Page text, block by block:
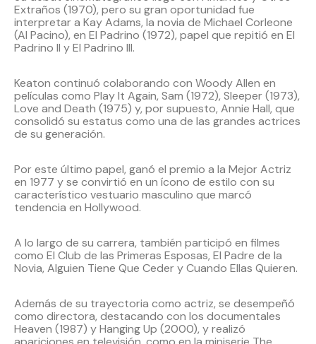
Extraños (1970), pero su gran oportunidad fue
interpretar a Kay Adams, la novia de Michael Corleone
(Al Pacino), en El Padrino (1972), papel que repitió en El
Padrino II y El Padrino III.
Keaton continuó colaborando con Woody Allen en
películas como Play It Again, Sam (1972), Sleeper (1973),
Love and Death (1975) y, por supuesto, Annie Hall, que
consolidó su estatus como una de las grandes actrices
de su generación.
Por este último papel, ganó el premio a la Mejor Actriz
en 1977 y se convirtió en un ícono de estilo con su
característico vestuario masculino que marcó
tendencia en Hollywood.
A lo largo de su carrera, también participó en filmes
como El Club de las Primeras Esposas, El Padre de la
Novia, Alguien Tiene Que Ceder y Cuando Ellas Quieren.
Además de su trayectoria como actriz, se desempeñó
como directora, destacando con los documentales
Heaven (1987) y Hanging Up (2000), y realizó